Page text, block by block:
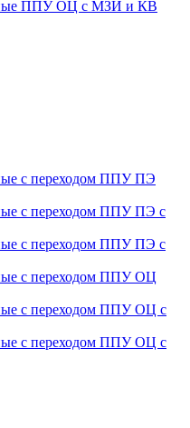
ППУ ОЦ с МЗИ и КВ
с переходом ППУ ПЭ
с переходом ППУ ПЭ с
с переходом ППУ ПЭ с
с переходом ППУ ОЦ
с переходом ППУ ОЦ с
с переходом ППУ ОЦ с